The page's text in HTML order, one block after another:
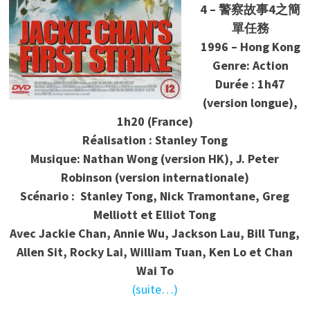
4 – 警察故事4之簡
單任務
1996 – Hong Kong
Genre: Action
Durée : 1h47
(version longue),
1h20 (France)
Réalisation : Stanley Tong
Musique: Nathan Wong (version HK), J. Peter
Robinson (version internationale)
Scénario : Stanley Tong, Nick Tramontane, Greg
Melliott et Elliot Tong
Avec Jackie Chan, Annie Wu, Jackson Lau, Bill Tung,
Allen Sit, Rocky Lai, William Tuan, Ken Lo et Chan
Wai To
(suite…)